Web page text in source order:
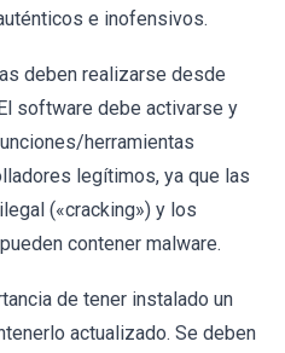
e inofensivos.
deben realizarse desde
software debe activarse y
herramientas
legítimos, ya que las
(«cracking») y los
contener malware.
de tener instalado un
actualizado. Se deben